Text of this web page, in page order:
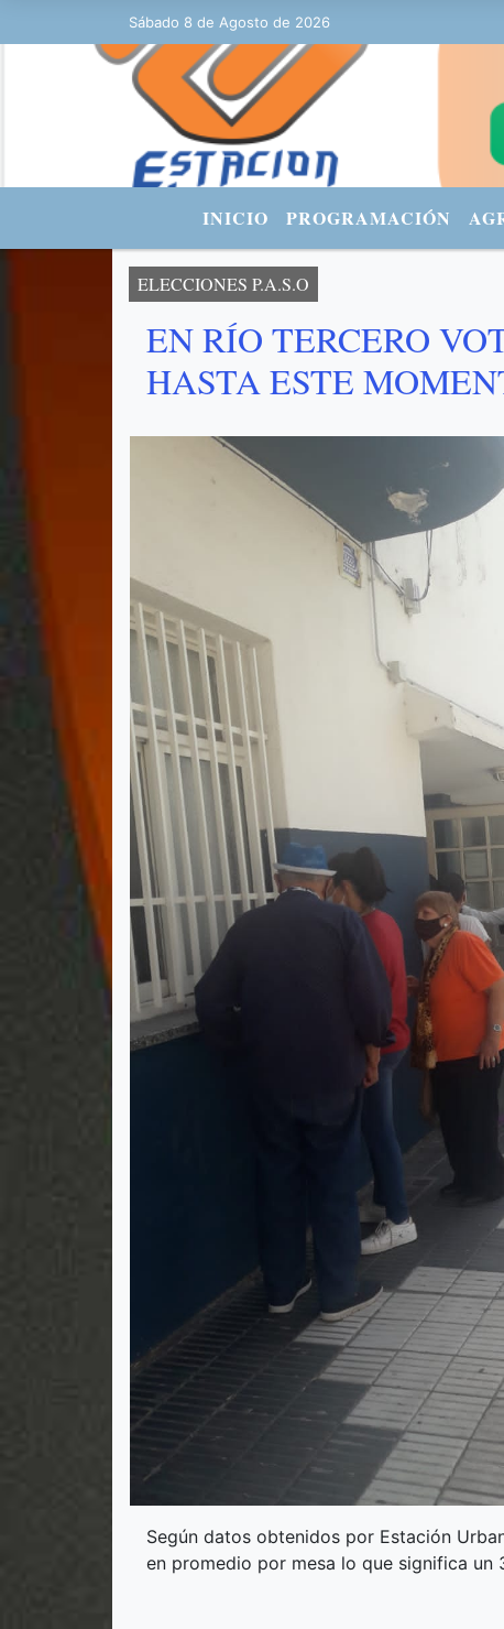
Sábado 8 de Agosto de 2026
Hoy es Sábado 8 de Agosto de 2026 y son las 01:11 -
INICIO PROGRAMACIÓN
ELECCIONES P.A.S.O
EN RÍO TERCERO
HASTA ESTE
Según datos obtenidos por Estación
en promedio por mesa lo que significa un